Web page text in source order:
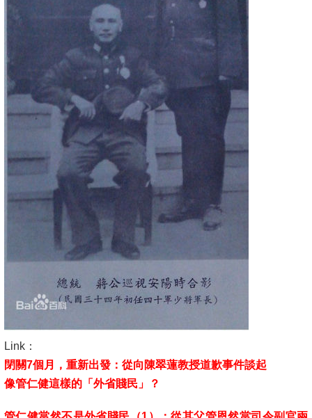
Link：
閉關7個月，重新出發：從向陳翠蓮教授道歉事件談起
像管仁健這樣的「外省賤民」？